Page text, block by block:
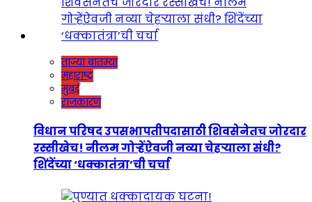
ताज्या बातम्या
महाराष्ट्र
मुंबई
राजकारण
विधान परिषद उपसभापतीपदासाठी शिवसेनेतच जोरदार
रस्सीखेच! नीलम गोऱ्हेंऐवजी नव्या चेहऱ्याला संधी?
शिंदेंच्या ‘धक्कातंत्रा’ची चर्चा